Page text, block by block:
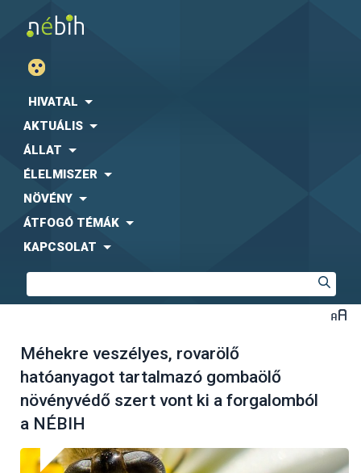
HIVATAL
AKTUÁLIS
ÁLLAT
ÉLELMISZER
NÖVÉNY
ÁTFOGÓ TÉMÁK
KAPCSOLAT
Méhekre veszélyes, rovarölő
hatóanyagot tartalmazó gombaölő
növényvédő szert vont ki a forgalomból
a NÉBIH